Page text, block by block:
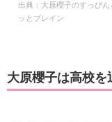
出典： 大原櫻子のすっぴ
ッとブレイン
大原櫻子は高校を